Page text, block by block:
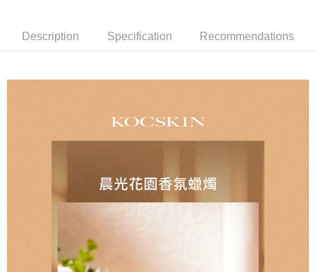
萊爾富取貨付款
NT$85/order | Free shipping on orders of NT$1,000 or more
NT$110/order | Free shipping on orders of NT$1,000 or more
Description Specification Recommendations